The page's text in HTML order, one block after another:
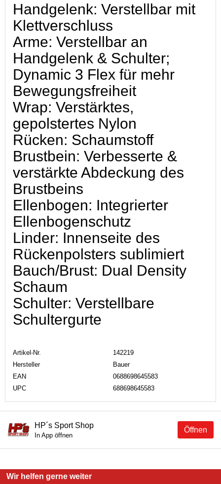
Handgelenk: Verstellbar mit
Klettverschluss
Arme: Verstellbar an
Handgelenk & Schulter;
Dynamic 3 Flex für mehr
Bewegungsfreiheit
Wrap: Verstärktes,
gepolstertes Nylon
Rücken: Schaumstoff
Brustbein: Verbesserte &
verstärkte Abdeckung des
Brustbeins
Ellenbogen: Integrierter
Ellenbogenschutz
Linder: Innenseite des
Rückenpolsters sublimiert
Bauch/Brust: Dual Density
Schaum
Schulter: Verstellbare
Schultergurte
Artikel-Nr.
142219
Hersteller
Bauer
EAN
0688698645583
UPC
688698645583
Öffnen
HP´s Sport Shop
In App öffnen
Wir helfen gerne weiter